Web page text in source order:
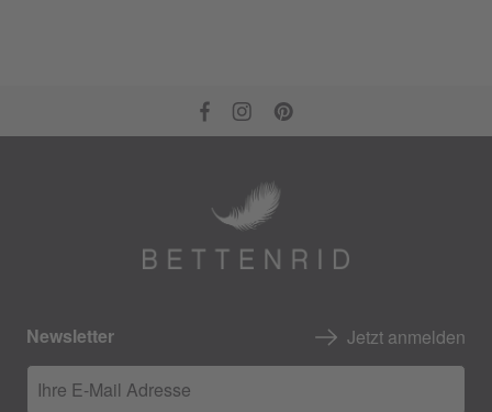
Newsletter Jetzt anmelden
Ihre E-Mail Adresse